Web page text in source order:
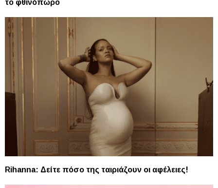
το φθινόπωρο
Rihanna: Δείτε πόσο της ταιριάζουν οι αφέλειες!